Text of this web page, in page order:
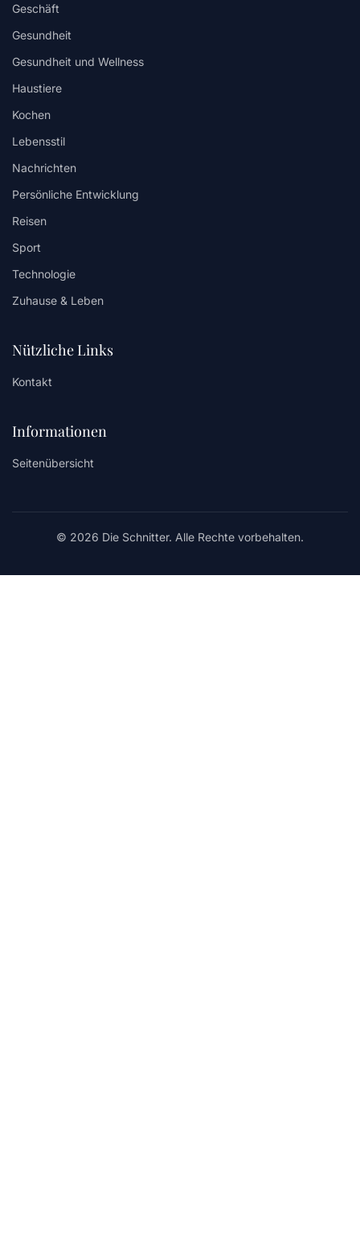
Geschäft
Gesundheit
Gesundheit und Wellness
Haustiere
Kochen
Lebensstil
Nachrichten
Persönliche Entwicklung
Reisen
Sport
Technologie
Zuhause & Leben
Nützliche Links
Kontakt
Informationen
Seitenübersicht
© 2026 Die Schnitter. Alle Rechte vorbehalten.